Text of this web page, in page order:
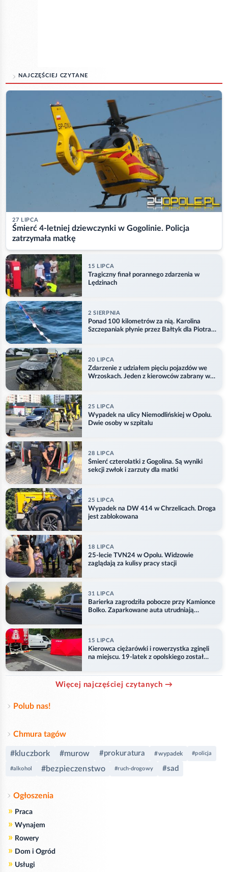
NAJCZĘŚCIEJ CZYTANE
27 LIPCA
Śmierć 4-letniej dziewczynki w Gogolinie. Policja
zatrzymała matkę
15 LIPCA
Tragiczny finał porannego zdarzenia w
Lędzinach
2 SIERPNIA
Ponad 100 kilometrów za nią. Karolina
Szczepaniak płynie przez Bałtyk dla Piotra.
20 LIPCA
Zdarzenie z udziałem pięciu pojazdów we
Wrzoskach. Jeden z kierowców zabrany w
25 LIPCA
Wypadek na ulicy Niemodlińskiej w Opolu.
Dwie osoby w szpitalu
28 LIPCA
Śmierć czterolatki z Gogolina. Są wyniki
sekcji zwłok i zarzuty dla matki
25 LIPCA
Wypadek na DW 414 w Chrzelicach. Droga
jest zablokowana
18 LIPCA
25-lecie TVN24 w Opolu. Widzowie
zaglądają za kulisy pracy stacji
31 LIPCA
Barierka zagrodziła pobocze przy Kamionce
Bolko. Zaparkowane auta utrudniają
15 LIPCA
Kierowca ciężarówki i rowerzystka zginęli
na miejscu. 19-latek z opolskiego został
Więcej najczęściej czytanych →
Polub nas!
Chmura tagów
#kluczbork #murow #prokuratura #wypadek #policja
#alkohol #bezpieczenstwo #ruch-drogowy #sad
Ogłoszenia
» Praca
» Wynajem
» Rowery
» Dom i Ogród
» Usługi